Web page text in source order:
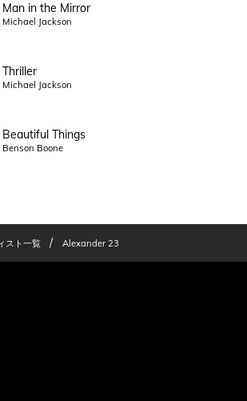
Man in the Mirror
Michael Jackson
Thriller
Michael Jackson
Beautiful Things
Benson Boone
スト一覧 / Alexander 23